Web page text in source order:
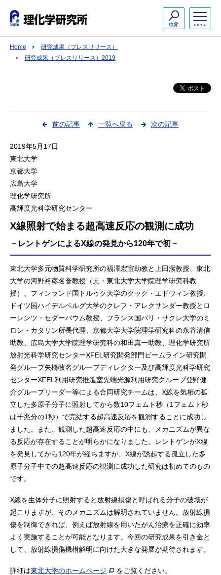
menu
検索
Home
研究成果（プレスリリース）
研究成果（プレスリリース）2019
前の記事 一覧へ戻る 次の記事
2019年5月17日
東北大学
京都大学
広島大学
理化学研究所
高輝度光科学研究センター
X線照射で始まる超高速反応の観測に成功
－レントゲンによるX線の発見から120年で初－
東北大学多元物質科学研究所の福澤宏宣助教と上田潔教授、東北
大学の河野裕彦名誉教授（元・東北大学大学院理学研究科教
授）、フィンランド国トルゥク大学のクック・エドウィン教授、
ドイツ国ハイデルベルグ大学のクレフ・アレクサンダー教授とロ
ーレンツ・セダーバウム教授、フランス国パリ・サクレ大学のミ
ロン・カタリン所長代理、京都大学大学院理学研究科の永谷清信
助教、広島大学大学院理学研究科の和田真一助教、理化学研究所
放射光科学研究センターXFEL研究開発部門ビームライン研究開
発グループ矢橋牧名グループディレクター及び高輝度光科学研究
センターXFEL利用研究推進室先端光源利用研究グループ登野健
介グループリーダー等による合同研究チームは、X線を気相の孤
立した多原子分子に照射してから数10フェムト秒（1フェムト秒
は千兆分の1秒）で完結する超高速反応を観測することに成功し
ました。また、観測した超高速反応の中にも、メカニズムが異な
る反応が存在することが明らかになりました。レントゲンがX線
を発見してから120年が経ちますが、X線が誘起する孤立した多
原子分子中での超高速反応の観測に成功した研究は初めてのもの
です。
X線を生体分子に照射すると放射線損傷と呼ばれる分子の破壊が
起こりますが、そのメカニズムは解明されていません。放射線損
傷を制御できれば、例えば放射線を用いたがん治療を正確に効率
よく実施することが可能となります。今回の研究成果を引き金と
して、放射線損傷機構解明に向けた大きな発展が期待されます。
詳細は東北大学のホームページ をご覧ください。